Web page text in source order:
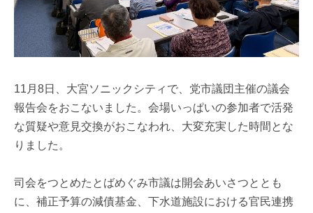
11月8日、大宮ソニックシティで、党市議団主催の議会
報告会をおこないました。会場いっぱいの参加者で活発
な質疑や意見交換がおこなわれ、大変充実した時間とな
りました。
司会をつとめたとばめぐみ市議は開会あいさつととも
に、補正予算の減債基金、下水道施設における官民連携